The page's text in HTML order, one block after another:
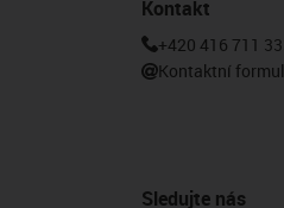
Kontakt
+420 416 711
Kontaktní
Sledujte nás